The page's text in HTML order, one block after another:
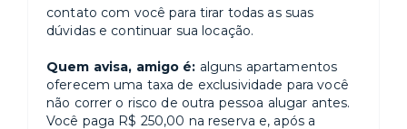
contato com você para tirar todas as suas
dúvidas e continuar sua locação.
Quem avisa, amigo é: alguns apartamentos
oferecem uma taxa de exclusividade para você
não correr o risco de outra pessoa alugar antes.
Você paga R$ 250,00 na reserva e, após a